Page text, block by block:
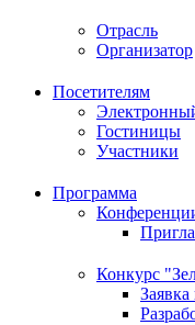
Отрасль
Организатор
Посетителям
Гостиницы
Участники
Программа
Конкурс
Заявка